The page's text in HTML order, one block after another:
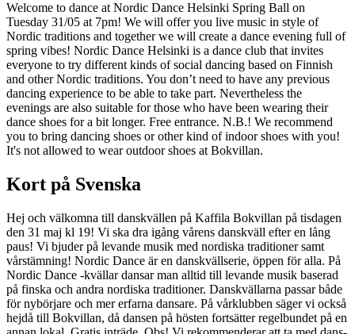
Welcome to dance at Nordic Dance Helsinki Spring Ball on
Tuesday 31/05 at 7pm! We will offer you live music in style of
Nordic traditions and together we will create a dance evening full of
spring vibes! Nordic Dance Helsinki is a dance club that invites
everyone to try different kinds of social dancing based on Finnish
and other Nordic traditions. You don’t need to have any previous
dancing experience to be able to take part. Nevertheless the
evenings are also suitable for those who have been wearing their
dance shoes for a bit longer. Free entrance. N.B.! We recommend
you to bring dancing shoes or other kind of indoor shoes with you!
It's not allowed to wear outdoor shoes at Bokvillan.
Kort på Svenska
Hej och välkomna till danskvällen på Kaffila Bokvillan på tisdagen
den 31 maj kl 19! Vi ska dra igång vårens danskväll efter en lång
paus! Vi bjuder på levande musik med nordiska traditioner samt
vårstämning! Nordic Dance är en danskvällserie, öppen för alla. På
Nordic Dance -kvällar dansar man alltid till levande musik baserad
på finska och andra nordiska traditioner. Danskvällarna passar både
för nybörjare och mer erfarna dansare. På vårklubben säger vi också
hejdå till Bokvillan, då dansen på hösten fortsätter regelbundet på en